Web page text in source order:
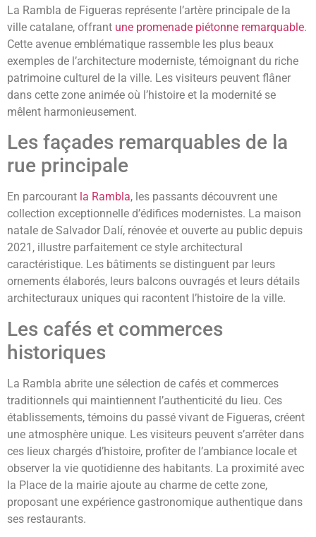
La Rambla de Figueras représente l’artère principale de la
ville catalane, offrant une promenade piétonne remarquable.
Cette avenue emblématique rassemble les plus beaux
exemples de l’architecture moderniste, témoignant du riche
patrimoine culturel de la ville. Les visiteurs peuvent flâner
dans cette zone animée où l’histoire et la modernité se
mêlent harmonieusement.
Les façades remarquables de la
rue principale
En parcourant la Rambla, les passants découvrent une
collection exceptionnelle d’édifices modernistes. La maison
natale de Salvador Dalí, rénovée et ouverte au public depuis
2021, illustre parfaitement ce style architectural
caractéristique. Les bâtiments se distinguent par leurs
ornements élaborés, leurs balcons ouvragés et leurs détails
architecturaux uniques qui racontent l’histoire de la ville.
Les cafés et commerces
historiques
La Rambla abrite une sélection de cafés et commerces
traditionnels qui maintiennent l’authenticité du lieu. Ces
établissements, témoins du passé vivant de Figueras, créent
une atmosphère unique. Les visiteurs peuvent s’arrêter dans
ces lieux chargés d’histoire, profiter de l’ambiance locale et
observer la vie quotidienne des habitants. La proximité avec
la Place de la mairie ajoute au charme de cette zone,
proposant une expérience gastronomique authentique dans
ses restaurants.